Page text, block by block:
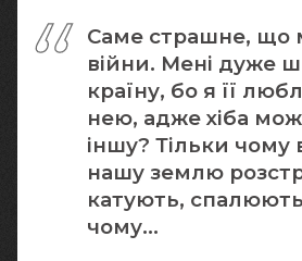
Саме страшне, що
війни. Мені дуже
країну, бо я її
нею, адже хіба
іншу? Тільки чому
нашу землю
катують,
чому...